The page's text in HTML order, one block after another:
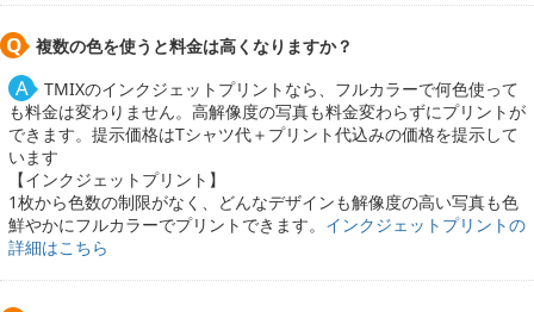
複数の色を使うと料金は高くなりますか？
TMIXのインクジェットプリントなら、フルカラーで何色使って
も料金は変わりません。高解像度の写真も料金変わらずにプリントが
できます。提示価格はTシャツ代＋プリント代込みの価格を提示して
います
【インクジェットプリント】
1枚から色数の制限がなく、どんなデザインも解像度の高い写真も色
鮮やかにフルカラーでプリントできます。 インクジェットプリントの
詳細はこちら